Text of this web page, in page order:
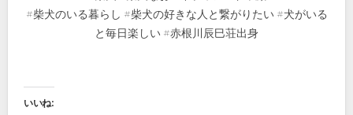
#柴犬のいる暮らし #柴犬の好きな人と繋がりたい #犬がいる
と毎日楽しい #赤根川辰巳荘出身
いいね: